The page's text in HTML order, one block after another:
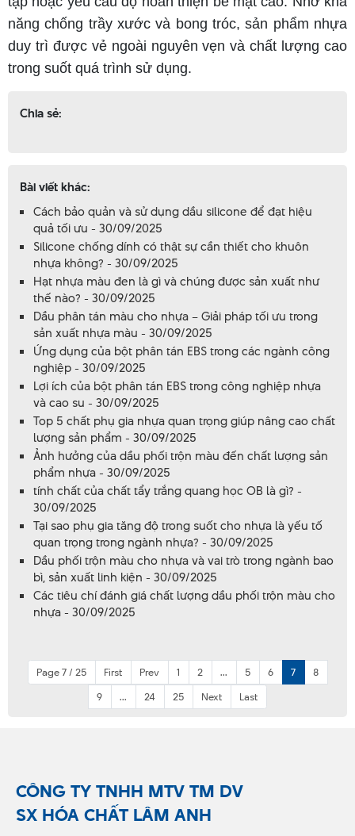
năng chống trầy xước và bong tróc, sản phẩm nhựa
duy trì được vẻ ngoài nguyên vẹn và chất lượng cao
trong suốt quá trình sử dụng.
Chia sẻ:
Bài viết khác:
Cách bảo quản và sử dụng dầu silicone để đạt hiệu
quả tối ưu - 30/09/2025
Silicone chống dính có thật sự cần thiết cho khuôn
nhựa không? - 30/09/2025
Hạt nhựa màu đen là gì và chúng được sản xuất như
thế nào? - 30/09/2025
Dầu phân tán màu cho nhựa – Giải pháp tối ưu trong
sản xuất nhựa màu - 30/09/2025
Ứng dụng của bột phân tán EBS trong các ngành công
nghiệp - 30/09/2025
Lợi ích của bột phân tán EBS trong công nghiệp nhựa
và cao su - 30/09/2025
Top 5 chất phụ gia nhựa quan trọng giúp nâng cao chất
lượng sản phẩm - 30/09/2025
Ảnh hưởng của dầu phối trộn màu đến chất lượng sản
phẩm nhựa - 30/09/2025
tính chất của chất tẩy trắng quang học OB là gì? -
30/09/2025
Tại sao phụ gia tăng độ trong suốt cho nhựa là yếu tố
quan trọng trong ngành nhựa? - 30/09/2025
Dầu phối trộn màu cho nhựa và vai trò trong ngành bao
bì, sản xuất linh kiện - 30/09/2025
Các tiêu chí đánh giá chất lượng dầu phối trộn màu cho
nhựa - 30/09/2025
Page 7 / 25 First Prev 1 2 ... 5 6 7
8
9
... 24 25 Next Last
CÔNG TY TNHH MTV TM DV
SX HÓA CHẤT LÂM ANH